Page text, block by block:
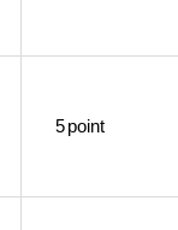
5point